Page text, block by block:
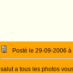
Posté le 29-09-2006
salut a tous les photos